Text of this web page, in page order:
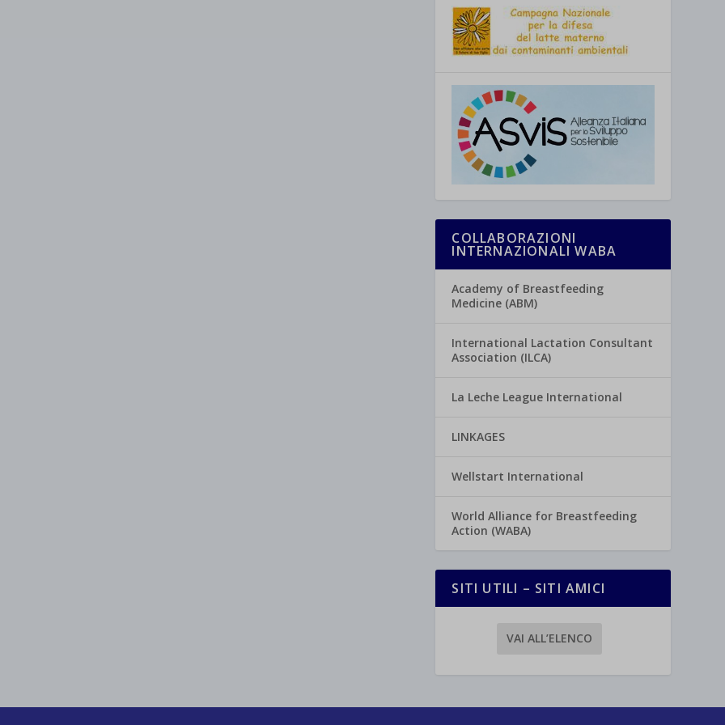
COLLABORAZIONI
INTERNAZIONALI WABA
Academy of Breastfeeding
Medicine (ABM)
International Lactation Consultant
Association (ILCA)
La Leche League International
LINKAGES
Wellstart International
World Alliance for Breastfeeding
Action (WABA)
SITI UTILI – SITI AMICI
VAI ALL’ELENCO